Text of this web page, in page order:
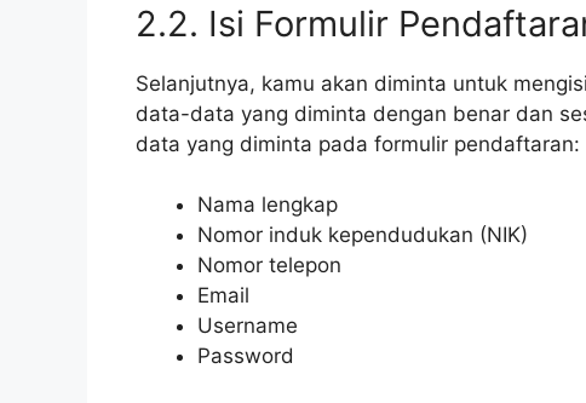
2.2. Isi Formulir
Selanjutnya, kamu akan diminta untuk
data-data yang diminta dengan benar dan
data yang diminta pada formulir pendaftaran:
Nama lengkap
Nomor induk kependudukan (NIK)
Nomor telepon
Email
Username
Password